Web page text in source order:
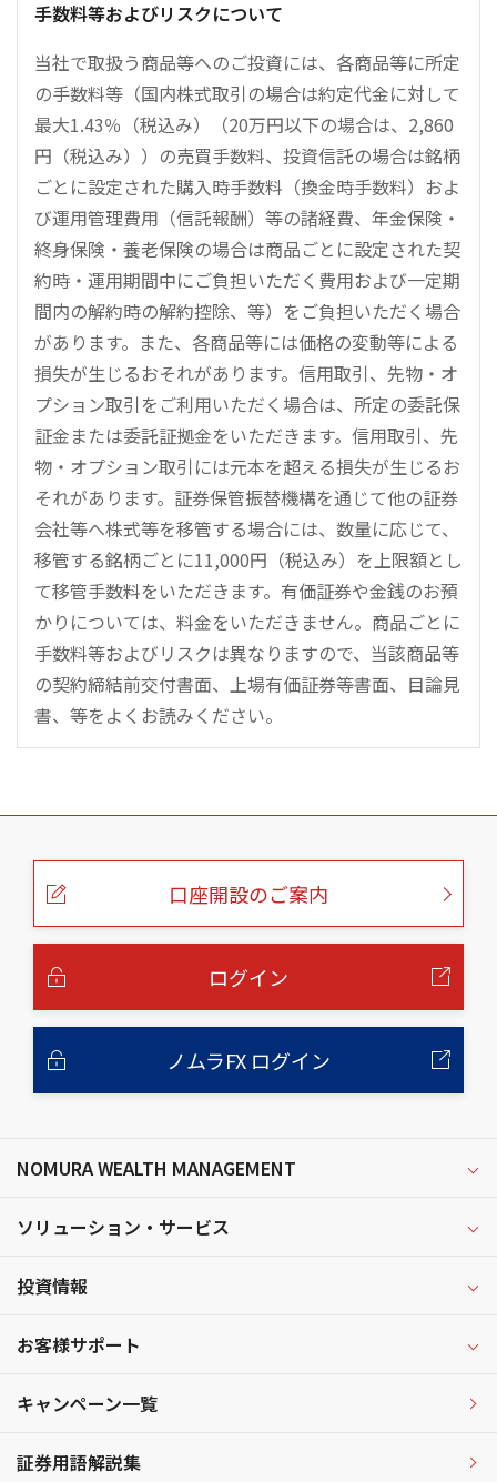
手数料等およびリスクについて
当社で取扱う商品等へのご投資には、各商品等に所定
の手数料等（国内株式取引の場合は約定代金に対して
最大1.43％（税込み）（20万円以下の場合は、2,860
円（税込み））の売買手数料、投資信託の場合は銘柄
ごとに設定された購入時手数料（換金時手数料）およ
び運用管理費用（信託報酬）等の諸経費、年金保険・
終身保険・養老保険の場合は商品ごとに設定された契
約時・運用期間中にご負担いただく費用および一定期
間内の解約時の解約控除、等）をご負担いただく場合
があります。また、各商品等には価格の変動等による
損失が生じるおそれがあります。信用取引、先物・オ
プション取引をご利用いただく場合は、所定の委託保
証金または委託証拠金をいただきます。信用取引、先
物・オプション取引には元本を超える損失が生じるお
それがあります。証券保管振替機構を通じて他の証券
会社等へ株式等を移管する場合には、数量に応じて、
移管する銘柄ごとに11,000円（税込み）を上限額とし
て移管手数料をいただきます。有価証券や金銭のお預
かりについては、料金をいただきません。商品ごとに
手数料等およびリスクは異なりますので、当該商品等
の契約締結前交付書面、上場有価証券等書面、目論見
書、等をよくお読みください。
こ
口座開設のご案内
ログイン
ノムラFX ログイン
NOMURA WEALTH MANAGEMENT
ソリューション・サービス
投資情報
お客様サポート
キャンペーン一覧
証券用語解説集